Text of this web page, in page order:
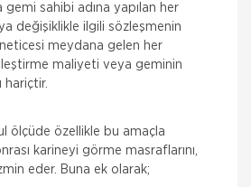
sahibi adına yapılan her
değişiklikle ilgili sözleşmenin
meydana gelen her
maliyeti veya geminin
hariçtir.
ölçüde özellikle bu amaçla
karineyi görme masraflarını,
eder. Buna ek olarak;